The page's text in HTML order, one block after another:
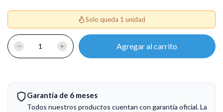
Solo queda 1 unidad
Garantía de 6 meses
Todos nuestros productos cuentan con garantía oficial. La